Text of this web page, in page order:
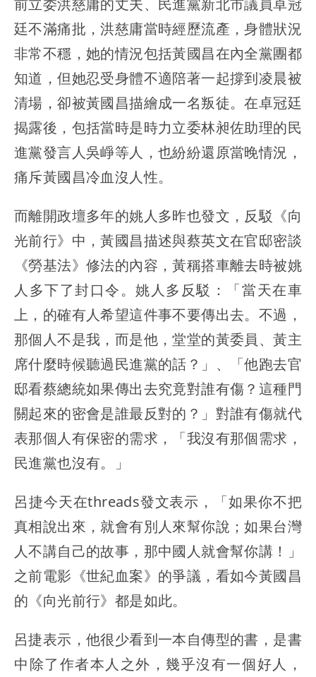
廷不滿痛批，洪慈庸當時經歷流產，身體狀況
非常不穩，她的情況包括黃國昌在內全黨團都
知道，但她忍受身體不適陪著一起撐到凌晨被
清場，卻被黃國昌描繪成一名叛徒。在卓冠廷
揭露後，包括當時是時力立委林昶佐助理的民
進黨發言人吳崢等人，也紛紛還原當晚情況，
痛斥黃國昌冷血沒人性。
而離開政壇多年的姚人多昨也發文，反駁《向
光前行》中，黃國昌描述與蔡英文在官邸密談
《勞基法》修法的內容，黃稱搭車離去時被姚
人多下了封口令。姚人多反駁：「當天在車
上，的確有人希望這件事不要傳出去。不過，
那個人不是我，而是他，堂堂的黃委員、黃主
席什麼時候聽過民進黨的話？」、「他跑去官
邸看蔡總統如果傳出去究竟對誰有傷？這種門
關起來的密會是誰最反對的？」對誰有傷就代
表那個人有保密的需求，「我沒有那個需求，
民進黨也沒有。」
呂捷今天在threads發文表示，「如果你不把
真相說出來，就會有別人來幫你說；如果台灣
人不講自己的故事，那中國人就會幫你講！」
之前電影《世紀血案》的爭議，看如今黃國昌
的《向光前行》都是如此。
呂捷表示，他很少看到一本自傳型的書，是書
中除了作者本人之外，幾乎沒有一個好人，